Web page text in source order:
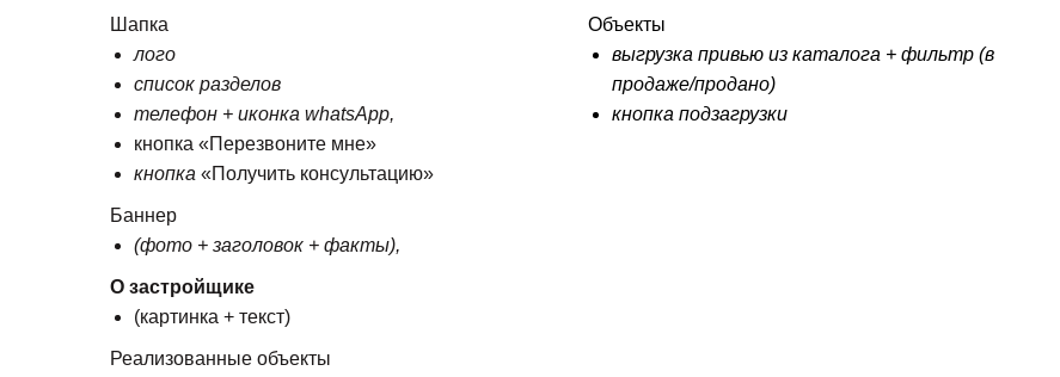
Шапка
лого
список разделов
телефон + иконка whatsApp,
кнопка «Перезвоните мне»
кнопка «Получить консультацию»
Баннер
(фото + заголовок + факты),
О застройщике
(картинка + текст)
Реализованные объекты
Объекты
выгрузка привью из каталога + фильтр (в
продаже/продано)
кнопка подзагрузки